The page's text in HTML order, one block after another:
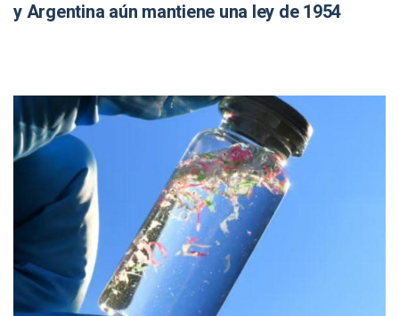
y Argentina aún mantiene una ley de 1954